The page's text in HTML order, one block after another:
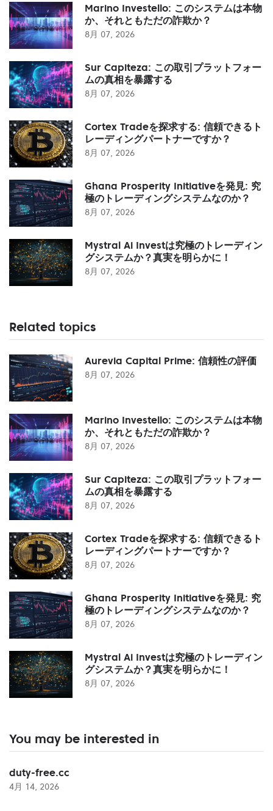
Marino Investello: このシステムは本物
か、それともただの詐欺か？
8月 07, 2026
Sur Capiteza: この取引プラットフォー
ムの真相を暴露する
8月 07, 2026
Cortex Tradeを探求する: 信頼できるト
レーディングパートナーですか？
8月 07, 2026
Ghana Prosperity Initiativeを発見: 究
極のトレーディングシステムなのか？
8月 07, 2026
Mystral Ai Investは究極のトレーディン
グシステムか？真実を明らかに！
8月 07, 2026
Related topics
Aurevia Capital Prime: 信頼性の評価
8月 07, 2026
Marino Investello: このシステムは本物
か、それともただの詐欺か？
8月 07, 2026
Sur Capiteza: この取引プラットフォー
ムの真相を暴露する
8月 07, 2026
Cortex Tradeを探求する: 信頼できるト
レーディングパートナーですか？
8月 07, 2026
Ghana Prosperity Initiativeを発見: 究
極のトレーディングシステムなのか？
8月 07, 2026
Mystral Ai Investは究極のトレーディン
グシステムか？真実を明らかに！
8月 07, 2026
You may be interested in
duty-free.cc
4月 14, 2026